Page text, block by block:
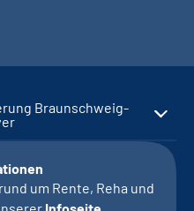
Braunschweig-
um Rente, Reha und